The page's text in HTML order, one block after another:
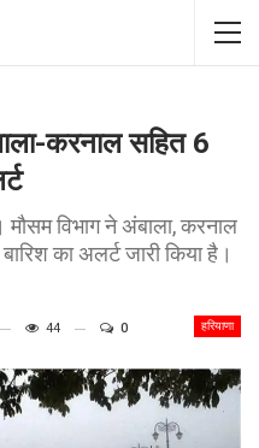
करनाल सहित 6
मौसम विभाग ने अंबाला, करनाल
का अलर्ट जारी किया है।
हरियाणा
44 0